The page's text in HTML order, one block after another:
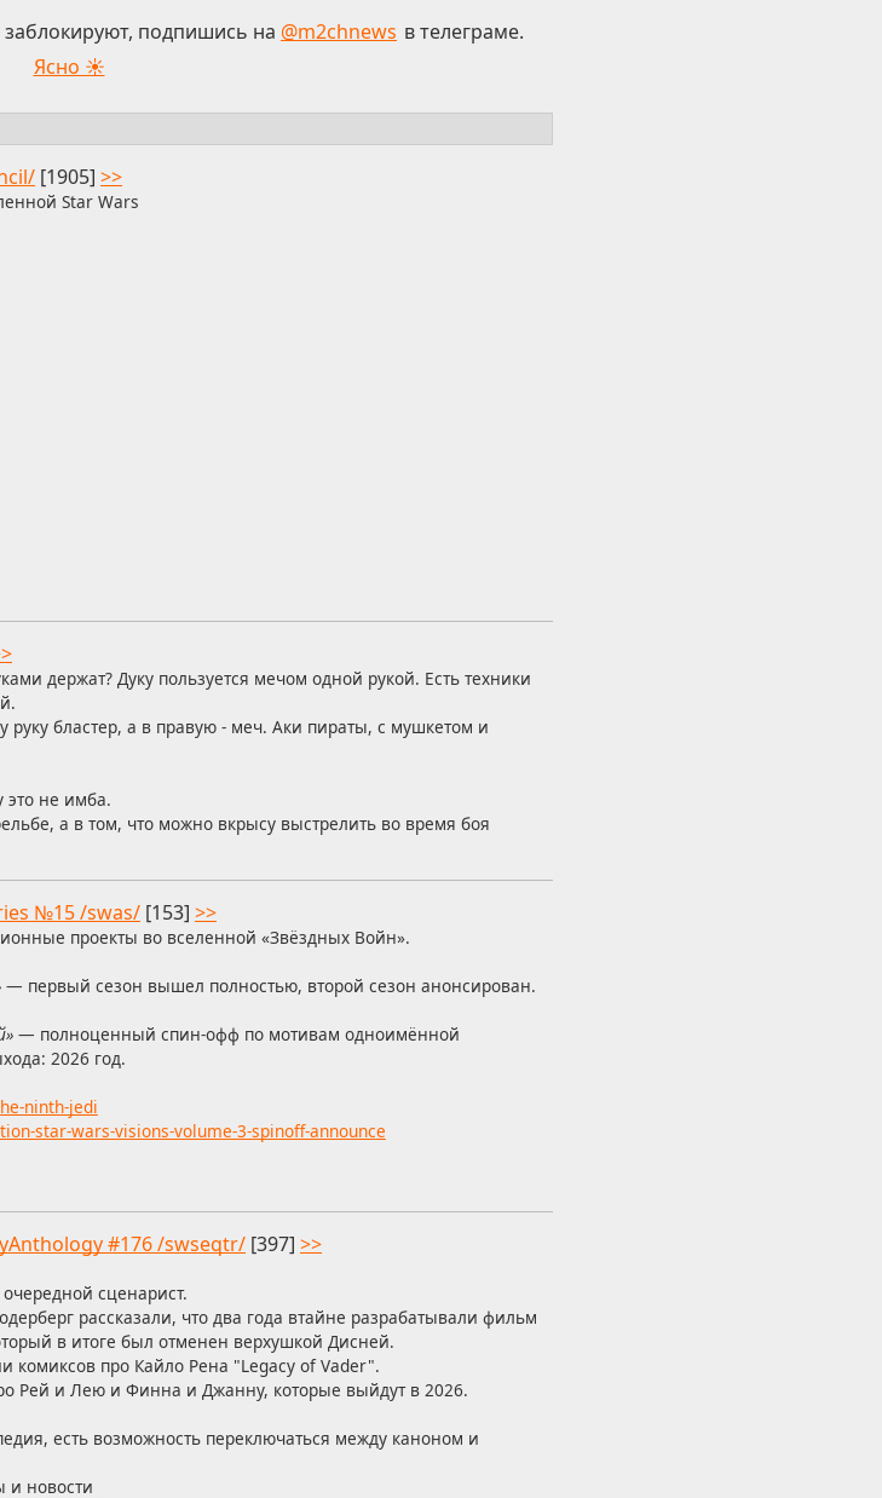
подпишись на @m2chnews в телеграме.
Ясно ☀
[1905] >>
Star Wars
держат? Дуку пользуется мечом одной рукой. Есть техники
руку бластер, а в правую - меч. Аки пираты, с мушкетом и
это не имба.
а в том, что можно вкрысу выстрелить во время боя
№15 /swas/ [153] >>
проекты во вселенной «Звёздных Войн».
— первый сезон вышел полностью, второй сезон анонсирован.
— полноценный спин-офф по мотивам одноимённой
2026 год.
ninth-jedi
star-wars-visions-volume-3-spinoff-announce
#176 /swseqtr/ [397] >>
сценарист.
рассказали, что два года втайне разрабатывали фильм
в итоге был отменен верхушкой Дисней.
комиксов про Кайло Рена "Legacy of Vader".
Рей и Лею и Финна и Джанну, которые выйдут в 2026.
есть возможность переключаться между каноном и
новости